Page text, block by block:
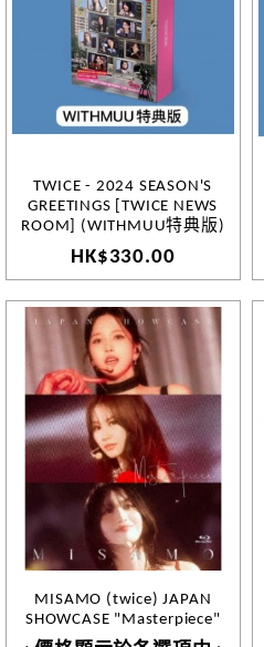
TWICE - 2024 SEASON'S
GREETINGS [TWICE NEWS
ROOM] (WITHMUU特典版)
HK$330.00
MISAMO (twice) JAPAN
SHOWCASE "Masterpiece"